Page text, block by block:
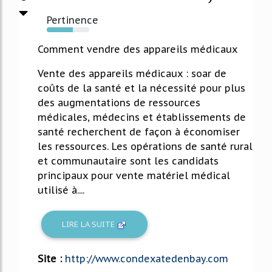
Pertinence
61%
Comment vendre des appareils médicaux
Vente des appareils médicaux : soar de
coûts de la santé et la nécessité pour plus
des augmentations de ressources
médicales, médecins et établissements de
santé recherchent de façon à économiser
les ressources. Les opérations de santé rural
et communautaire sont les candidats
principaux pour vente matériel médical
utilisé à....
LIRE LA SUITE
Site : http://www.condexatedenbay.com